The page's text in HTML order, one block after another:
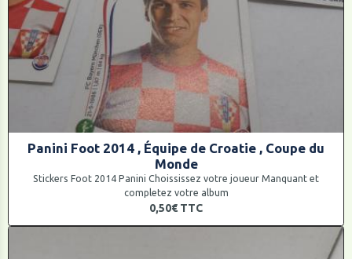
Panini Foot 2014 , Équipe de Croatie , Coupe du
Monde
Stickers Foot 2014 Panini Choississez votre joueur Manquant et
completez votre album
0,50€ TTC